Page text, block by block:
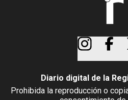
Diario digital de la
Prohibida la reproducción o